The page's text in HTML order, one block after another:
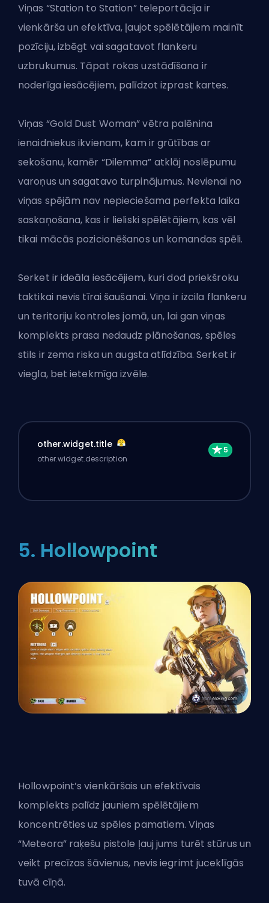
Viņas “Station to Station” teleportācija ir
vienkārša un efektīva, ļaujot spēlētājiem mainīt
pozīciju, izbēgt vai sagatavot flankeru
uzbrukumus. Tāpat rokas uzstādīšana ir
noderīga iesācējiem, palīdzot izprast kartes.
Viņas “Gold Dust Woman” vētra palēnina
ienaidniekus ikvienam, kam ir grūtības ar
sekošanu, kamēr “Dilemma” atklāj noslēpumu
varoņus un sagatavo turpinājumus. Nevienai no
viņas spējām nav nepieciešama perfekta laika
saskaņošana, kas ir lieliski spēlētājiem, kas vēl
tikai mācās pozicionēšanos un komandas spēli.
Serket ir ideāla iesācējiem, kuri dod priekšroku
taktikai nevis tīrai šaušanai. Viņa ir izcila flankeru
un teritoriju kontroles jomā, un, lai gan viņas
komplekts prasa nedaudz plānošanas, spēles
stils ir zema riska un augsta atlīdzība. Serket ir
viegla, bet ietekmīga izvēle.
other.widget.title
other.widget.description
5. Hollowpoint
Hollowpoint’s vienkāršais un efektīvais
komplekts palīdz jauniem spēlētājiem
koncentrēties uz spēles pamatiem. Viņas
“Meteora” raķešu pistole ļauj jums turēt stūrus un
veikt precīzas šāvienus, nevis iegrimt juceklīgās
tuvā cīņā.